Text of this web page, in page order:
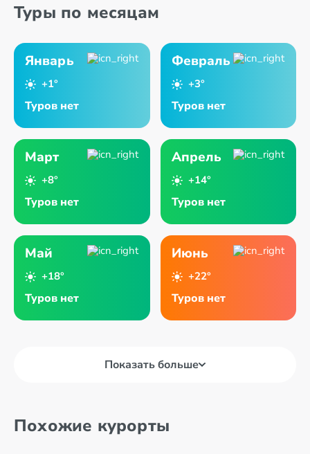
Туры по месяцам
Январь
+1°
Туров нет
Февраль
+3°
Туров нет
Март
+8°
Туров нет
Апрель
+14°
Туров нет
Май
+18°
Туров нет
Июнь
+22°
Туров нет
Показать больше
Похожие курорты